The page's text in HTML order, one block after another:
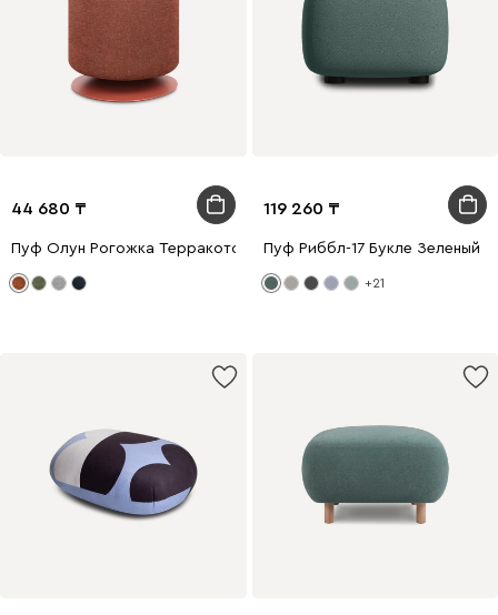
44 680
Пуф Олун Рогожка Терракотовый
119 260
Пуф Риббл-17 Букле Зеленый
+21